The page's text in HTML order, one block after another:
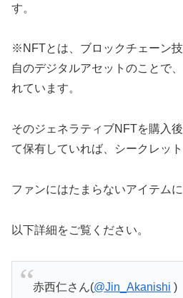
す。
※NFTとは、ブロックチェーン
自のデジタルアセットのことで
れています。
そのジェネラティブNFTを購入
て保有していれば、シークレッ
ファンにはたまらないアイテム
以下詳細をご覧ください。
赤西仁さん(@Jin_Akanishi )